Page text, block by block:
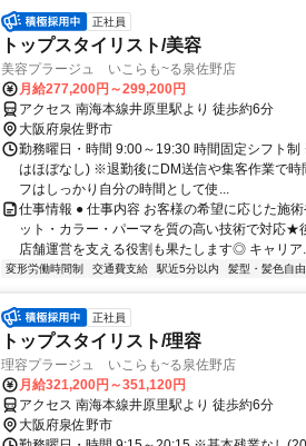
正社員
トップスタイリスト/美容
美容プラージュ いこらも~る泉佐野店
月給277,200円～299,200円
アクセス 南海本線井原里駅より 徒歩約6分
大阪府泉佐野市
勤務曜日・時間 9:00～19:30 時間固定シフト
はほぼなし) ※退勤後にDM送信や集客作業で時
フはしっかり自分の時間として使...
仕事情報 ● 仕事内容 お客様の希望に応じた施
ット・カラー・パーマを質の高い技術で対応★
店舗運営を支える役割も果たします◎ キャリア
変形労働時間制 交通費支給 駅近5分以内 髪型・髪色自由
正社員
トップスタイリスト/理容
理容プラージュ いこらも~る泉佐野店
月給321,200円～351,120円
アクセス 南海本線井原里駅より 徒歩約6分
大阪府泉佐野市